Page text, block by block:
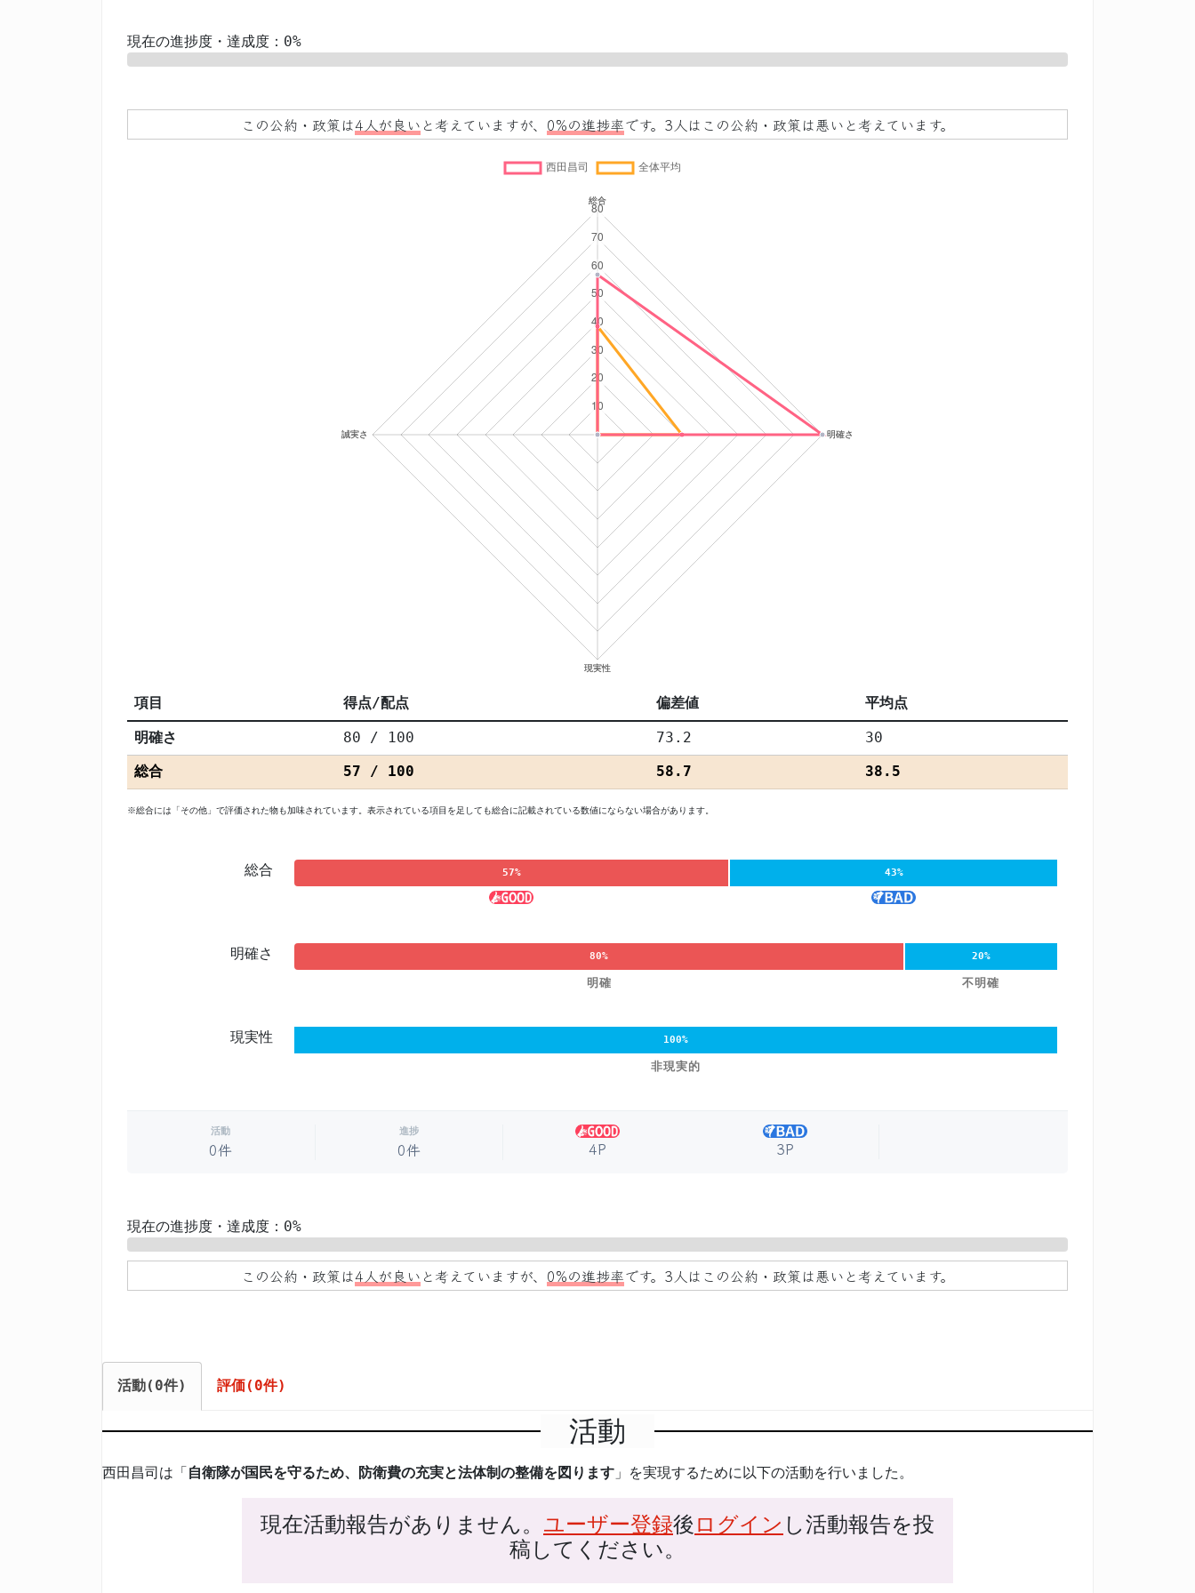
現在の進捗度・達成度：0%
この公約・政策は4人が良い と考えていますが、 0%の進捗率です。3人はこの公約・政策は悪いと考えています。
項目 得点/配点 偏差値 平均点
明確さ 80 / 100 73.2
30
総合
57 / 100 58.7 38.5
※総合には「その他」で評価された物も加味されています。表示されている項目を足しても総合に記載されている数値にならない場合があります。
総合 57% 43%
明確さ 80%
明確
20%
不明確
現実性 100%
非現実的
活動
0件
進捗
0件 4P 3P
現在の進捗度・達成度：0%
この公約・政策は4人が良い と考えていますが、 0%の進捗率です。3人はこの公約・政策は悪いと考えています。
活動(0件) 評価(0件)
活動
西田昌司は「自衛隊が国民を守るため、防衛費の充実と法体制の整備を図ります 」を実現するために以下の活動を行いました。
現在活動報告がありません。 ユーザー登録後 ログイン し活動報告を投
稿してください。